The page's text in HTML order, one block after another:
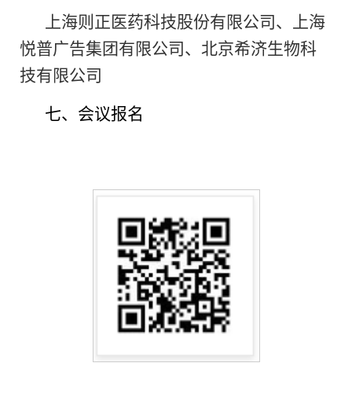
上海则正医药科技股份有限公司、上海
悦普广告集团有限公司、北京希济生物科
技有限公司
七、会议报名